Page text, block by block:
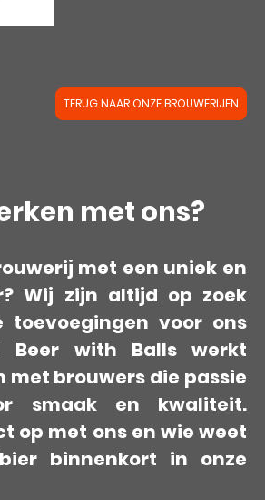
TERUG NAAR ONZE BROUWERIJEN
met ons?
met een uniek en
Wij zijn altijd op zoek
toevoegingen voor ons
Beer with Balls werkt
met brouwers die passie
smaak en kwaliteit.
op met ons en wie weet
binnenkort in onze